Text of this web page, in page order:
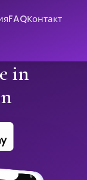
FAQКонтакт
in